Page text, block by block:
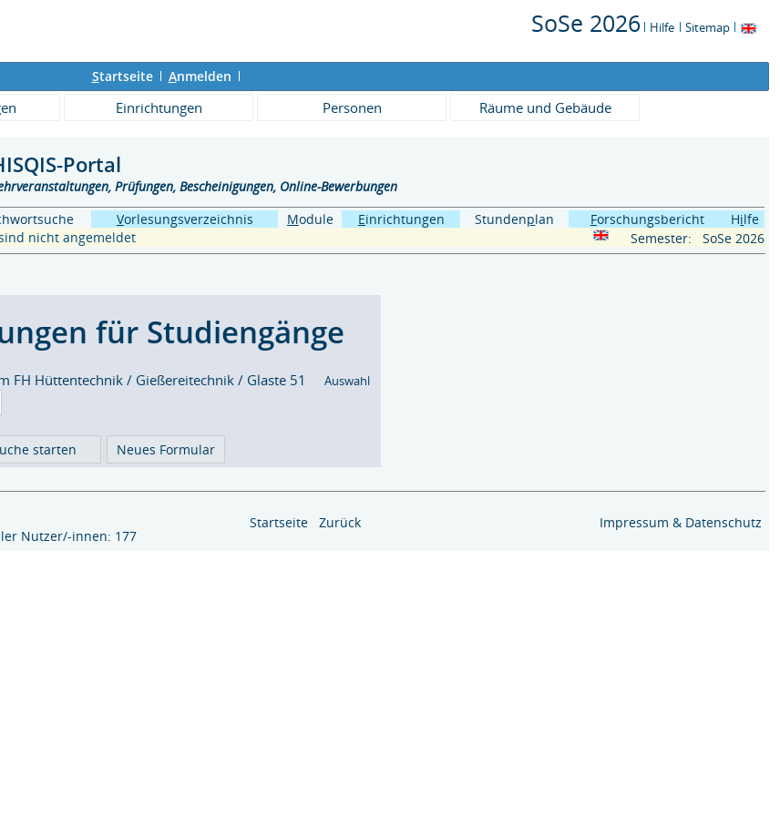
SoSe 2026 Hilfe Sitemap
Startseite Anmelden
Einrichtungen Personen Räume und Gebäude
Portal
Prüfungen, Bescheinigungen, Online-Bewerbungen
Vorlesungsverzeichnis Module Einrichtungen Stundenplan Forschungsbericht Hilfe
nicht angemeldet Semester:SoSe 2026
für Studiengänge
FH Hüttentechnik / Gießereitechnik / Glaste 51 Auswahl
Nutzer/-innen: 177
Startseite Zurück Impressum & Datenschutz